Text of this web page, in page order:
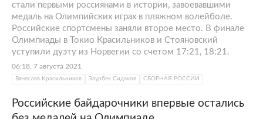
стали первыми россиянами в истории, завоевавшими
медаль на Олимпийских играх в пляжном волейболе.
Российские спортсмены заняли второе место. В финале
Олимпиады в Токио Красильников и Стояновский
уступили дуэту из Норвегии со счетом 17:21, 18:21.
06:18, 7 августа 2021
Вячеслав Красильников Заурбек Сидаков СБОРНАЯ РОССИИ
Российские байдарочники впервые остались